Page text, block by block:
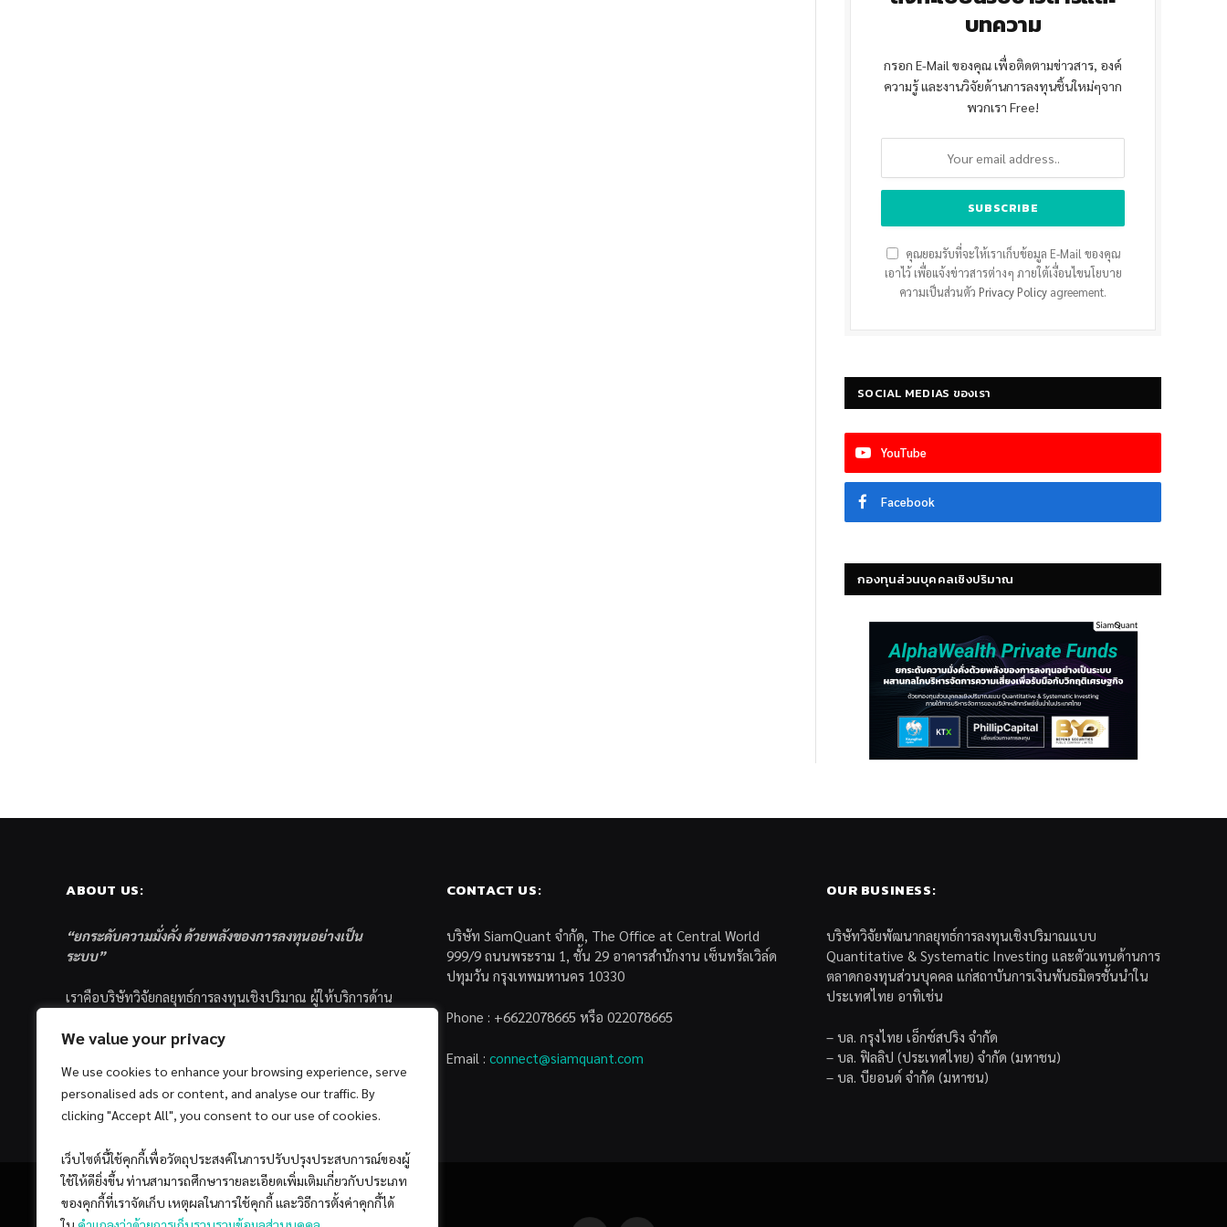
We value your privacy
We use cookies to enhance your browsing experience, serve
personalised ads or content, and analyse our traffic. By
clicking "Accept All", you consent to our use of cookies.
เว็บไซต์นี้ใช้คุกกี้เพื่อวัตถุประสงค์ในการปรับปรุงประสบการณ์ของผู้
ใช้ให้ดียิ่งขึ้น ท่านสามารถศึกษารายละเอียดเพิ่มเติมเกี่ยวกับประเภท
ของคุกกี้ที่เราจัดเก็บ เหตุผลในการใช้คุกกี้ และวิธีการตั้งค่าคุกกี้ได้
บทความ
กรอก E-Mail ของคุณ เพื่อติดตามข่าวสาร, องค์
ความรู้ และงานวิจัยด้านการลงทุนชิ้นใหม่ๆจาก
พวกเรา Free!
คุณยอมรับที่จะให้เราเก็บข้อมูล E-Mail ของคุณ
เอาไว้ เพื่อแจ้งข่าวสารต่างๆ ภายใต้เงื่อนไขนโยบาย
ความเป็นส่วนตัว Privacy Policy agreement.
SOCIAL MEDIAS ของเรา
YouTube
Facebook
กองทุนส่วนบุคคลเชิงปริมาณ
ABOUT US:
“ยกระดับความมั่งคั่ง ด้วยพลังของการลงทุนอย่างเป็น
ระบบ”
เราคือบริษัทวิจัยกลยุทธ์การลงทุนเชิงปริมาณ ผู้ให้บริการด้าน
ส่วนบุคคล ซึ่งมีเป้าหมายที่จะช่วยเหลือให้นักลงทุนไทย
ด้วยแนวคิดและกระบวนการลงทุนอย่างเป็นระบบแบบ
Quantitative & Systematic Investing
CONTACT US:
บริษัท SiamQuant จำกัด, The Office at Central World
999/9 ถนนพระราม 1, ชั้น 29 อาคารสำนักงาน เซ็นทรัลเวิล์ด
ปทุมวัน กรุงเทพมหานคร 10330
Phone : +6622078665 หรือ 022078665
Email : connect@siamquant.com
OUR BUSINESS:
บริษัทวิจัยพัฒนากลยุทธ์การลงทุนเชิงปริมาณแบบ
Quantitative & Systematic Investing และตัวแทนด้านการ
ตลาดกองทุนส่วนบุคคล แก่สถาบันการเงินพันธมิตรชั้นนำใน
ประเทศไทย อาทิเช่น
– บล. กรุงไทย เอ็กซ์สปริง จำกัด
– บล. ฟิลลิป (ประเทศไทย) จำกัด (มหาชน)
– บล. บียอนด์ จำกัด (มหาชน)